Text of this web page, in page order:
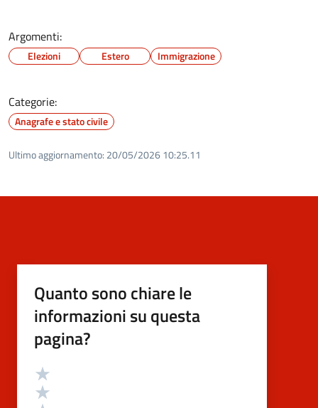
Argomenti:
Elezioni Estero Immigrazione
Categorie:
Anagrafe e stato civile
Ultimo aggiornamento: 20/05/2026 10:25.11
Quanto sono chiare le
informazioni su questa
pagina?
Valutazione